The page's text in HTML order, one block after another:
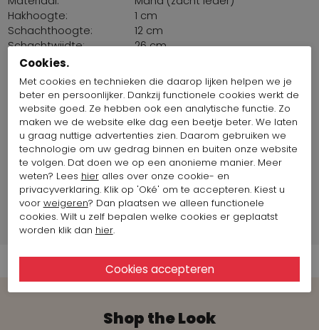
Hakhoogte:
1 cm
Schachthoogte:
12 cm
Schachtwijdte:
26 cm
Pasvorm::
Zool:
Latex
Binnenzool
uitneembaar:
Nee
Herkomst stoffen:
Europa
Land van productie:
Frankrijk
Maat artikel op foto:
Maat 38
Merk Informatie
Verzend informatie
Shop the Look
Cookies.
Met cookies en technieken die daarop lijken helpen we je
beter en persoonlijker. Dankzij functionele cookies werkt de
website goed. Ze hebben ook een analytische functie. Zo
maken we de website elke dag een beetje beter. We laten
u graag nuttige advertenties zien. Daarom gebruiken we
technologie om uw gedrag binnen en buiten onze website
te volgen. Dat doen we op een anonieme manier. Meer
weten? Lees hieralles over onze cookie- en
privacyverklaring. Klik op 'Oké' om te accepteren. Kiest u
voor weigeren? Dan plaatsen we alleen functionele
cookies. Wilt u zelf bepalen welke cookies er geplaatst
worden klik dan hier.